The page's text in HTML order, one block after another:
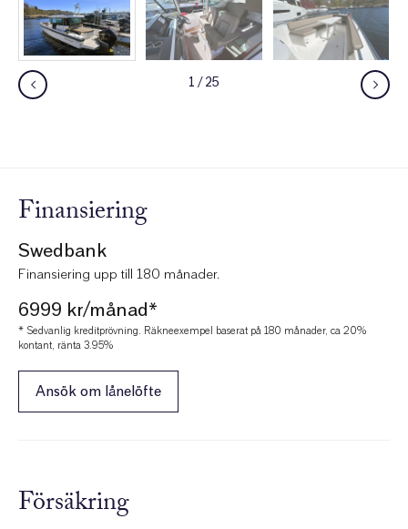
1 / 25
Finansiering
Swedbank
Finansiering upp till 180 månader.
6999 kr/månad*
* Sedvanlig kreditprövning. Räkneexempel baserat på 180 månader, ca 20%
kontant, ränta 3.95%
Ansök om lånelöfte
Försäkring